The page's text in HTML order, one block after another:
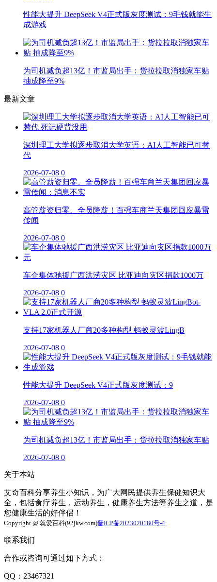
性能大提升 DeepSeek V4正式版灰度测试：9毛钱就能生
成游戏
为司机减负超13亿！市监局出手：货拉拉取消独家车贴
抽成降至9%
最新文章
深圳理工大学拟逐步取消大学英语：AI人工智能已可替
代
2026-07-08 0
高管薪资归零、全员降薪！百强车商兰天集团回应暴雷
传闻
2026-07-08 0
车企集体驰援广西洪涝灾区 比亚迪向灾区捐款1000万
2026-07-08 0
支持17家机器人厂商20多种构型 蚂蚁灵波LingB
2026-07-08 0
性能大提升 DeepSeek V4正式版灰度测试：9
2026-07-08 0
为司机减负超13亿！市监局出手：货拉拉取消独家车贴
2026-07-08 0
关于本站
艾奇百科分享养生小知识，为广大网民提供养生保健知识大
全，包括食疗养生，运动养生，健康养生方法等养生之道，是
您健康生活的好伴侣！
Copyright @ 就爱百科(92jkw.com)晋ICP备2023020180号-4
联系我们
合作或咨询可通过如下方式：
QQ：23467321